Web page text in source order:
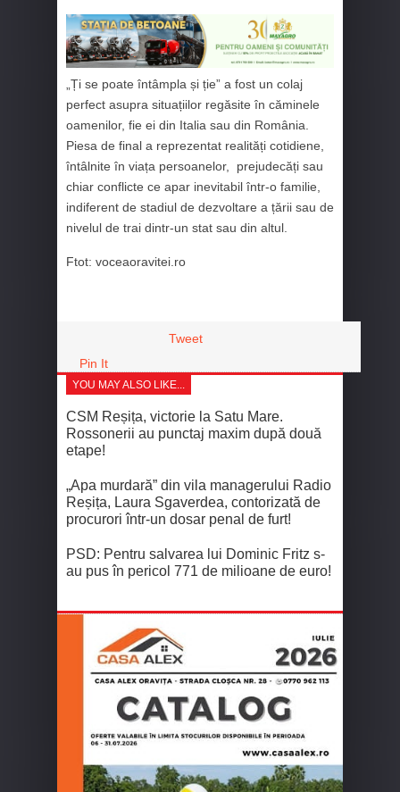
„Ți se poate întâmpla și ție” a fost un colaj
perfect asupra situațiilor regăsite în căminele
oamenilor, fie ei din Italia sau din România.
Piesa de final a reprezentat realități cotidiene,
întâlnite în viața persoanelor, prejudecăți sau
chiar conflicte ce apar inevitabil într-o familie,
indiferent de stadiul de dezvoltare a țării sau de
nivelul de trai dintr-un stat sau din altul.
Ftot: voceaoravitei.ro
Tweet
Pin It
YOU MAY ALSO LIKE...
CSM Reșița, victorie la Satu Mare.
Rossonerii au punctaj maxim după două
etape!
„Apa murdară” din vila managerului Radio
Reșița, Laura Sgaverdea, contorizată de
procurori într-un dosar penal de furt!
PSD: Pentru salvarea lui Dominic Fritz s-
au pus în pericol 771 de milioane de euro!